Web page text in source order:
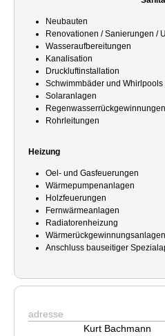
Neubauten
Renovationen / Sanierungen /
Wasseraufbereitungen
Kanalisation
Druckluftinstallation
Schwimmbäder und Whirlpools
Solaranlagen
Regenwasserrückgewinnungen
Rohrleitungen
Heizung
Oel- und Gasfeuerungen
Wärmepumpenanlagen
Holzfeuerungen
Fernwärmeanlagen
Radiatorenheizung
Wärmerückgewinnungsanlagen
Anschluss bauseitiger
adresse
Kurt Bachmann